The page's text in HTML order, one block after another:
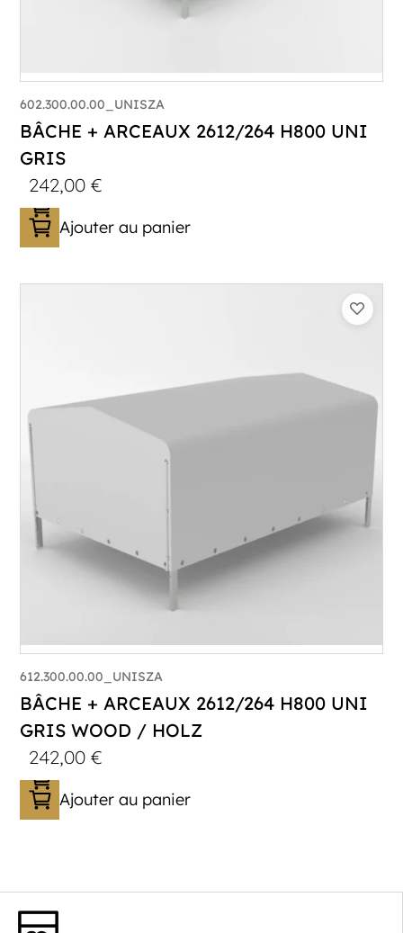
602.300.00.00_UNISZA
BÂCHE + ARCEAUX 2612/264 H800 UNI
GRIS
242,00€
Ajouter au panier
612.300.00.00_UNISZA
BÂCHE + ARCEAUX 2612/264 H800 UNI
GRIS WOOD / HOLZ
242,00€
Ajouter au panier